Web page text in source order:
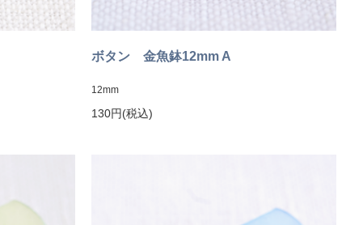
ボタン 金魚鉢12mm A
12mm
130円(税込)